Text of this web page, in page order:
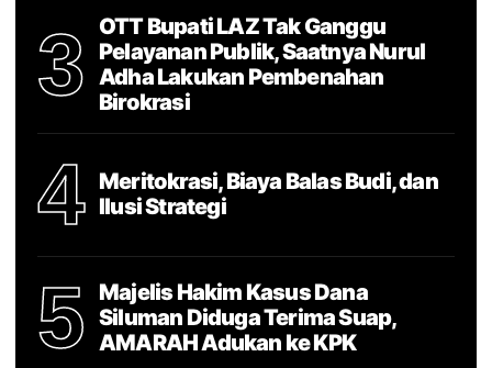
3
OTT Bupati LAZ Tak Ganggu
Pelayanan Publik, Saatnya Nurul
Adha Lakukan Pembenahan
Birokrasi
4
Meritokrasi, Biaya Balas Budi, dan
Ilusi Strategi
5
Majelis Hakim Kasus Dana
Siluman Diduga Terima Suap,
AMARAH Adukan ke KPK